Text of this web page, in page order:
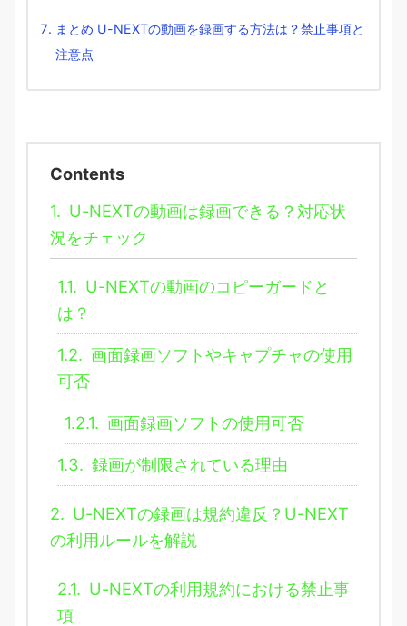
まとめ U-NEXTの動画を録画する方法は？禁止事項と
注意点
Contents
1. U-NEXTの動画は録画できる？対応状
況をチェック
1.1. U-NEXTの動画のコピーガードと
は？
1.2. 画面録画ソフトやキャプチャの使用
可否
1.2.1. 画面録画ソフトの使用可否
1.3. 録画が制限されている理由
2. U-NEXTの録画は規約違反？U-NEXT
の利用ルールを解説
2.1. U-NEXTの利用規約における禁止事
項